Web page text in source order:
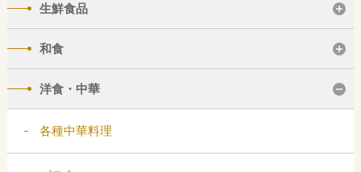
生鮮食品
和食
洋食・中華
各種中華料理